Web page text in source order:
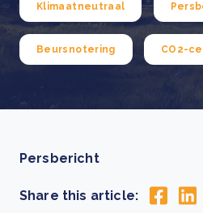
Klimaatneutraal
Beursnotering CO2-
Persbericht
Share this article: